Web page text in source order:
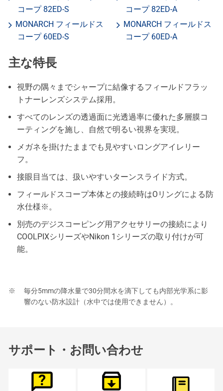
コープ 82ED-S
コープ 82ED-A
MONARCH フィールドス
コープ 60ED-S
MONARCH フィールドス
コープ 60ED-A
主な特長
視野の隅々までシャープに結像するフィールドフラッ
トナーレンズシステム採用。
すべてのレンズの透過面に光透過率に優れた多層膜コ
ーティングを施し、自然で明るい視界を実現。
メガネを掛けたままでも見やすいロングアイレリー
フ。
接眼目当ては、扱いやすいターンスライド方式。
フィールドスコープ本体との接続時はOリングによる防
水仕様※。
別売のデジスコーピング用アクセサリーの接続により
COOLPIXシリーズやNikon 1シリーズの取り付けが可
能。
毎分5mmの降水量で30分間水を滴下しても内部光学系に影
響のない防水設計（水中では使用できません）。
サポート・お問い合わせ